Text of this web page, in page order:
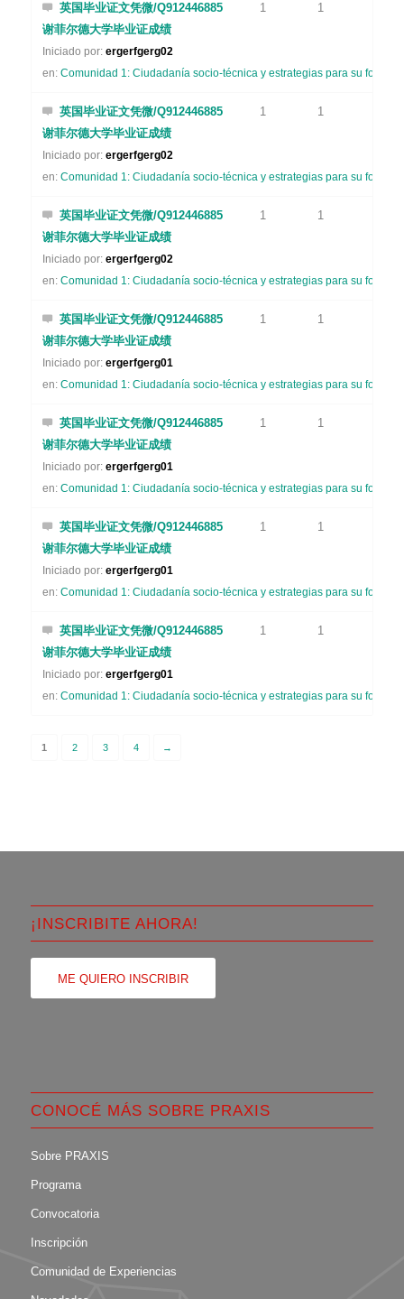
英国毕业证文凭微/Q912446885
谢菲尔德大学毕业证成绩
Iniciado por: ergerfgerg02
en: Comunidad 1: Ciudadanía socio-técnica y estrategias para su
1 1
英国毕业证文凭微/Q912446885
谢菲尔德大学毕业证成绩
Iniciado por: ergerfgerg02
en: Comunidad 1: Ciudadanía socio-técnica y estrategias para su
1 1
英国毕业证文凭微/Q912446885
谢菲尔德大学毕业证成绩
Iniciado por: ergerfgerg02
en: Comunidad 1: Ciudadanía socio-técnica y estrategias para su
1 1
英国毕业证文凭微/Q912446885
谢菲尔德大学毕业证成绩
Iniciado por: ergerfgerg01
en: Comunidad 1: Ciudadanía socio-técnica y estrategias para su
1 1
英国毕业证文凭微/Q912446885
谢菲尔德大学毕业证成绩
Iniciado por: ergerfgerg01
en: Comunidad 1: Ciudadanía socio-técnica y estrategias para su
1 1
英国毕业证文凭微/Q912446885
谢菲尔德大学毕业证成绩
Iniciado por: ergerfgerg01
en: Comunidad 1: Ciudadanía socio-técnica y estrategias para su
1 1
英国毕业证文凭微/Q912446885
谢菲尔德大学毕业证成绩
Iniciado por: ergerfgerg01
en: Comunidad 1: Ciudadanía socio-técnica y estrategias para su
1 1
1 2 3 4 →
¡INSCRIBITE AHORA!
ME QUIERO INSCRIBIR
CONOCÉ MÁS SOBRE PRAXIS
Sobre PRAXIS
Programa
Convocatoria
Inscripción
Comunidad de Experiencias